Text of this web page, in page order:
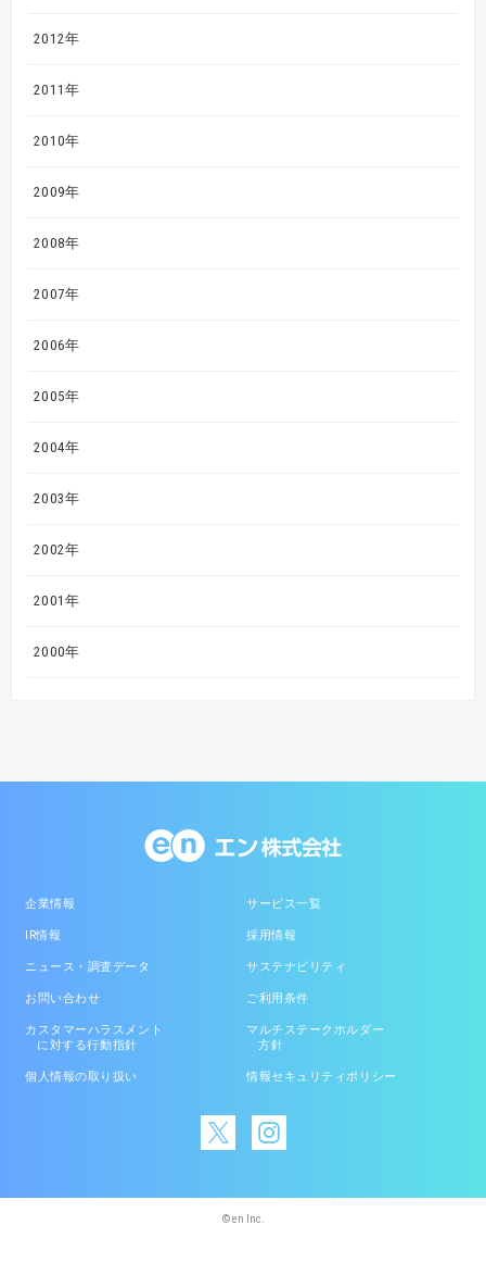
2012年
2011年
2010年
2009年
2008年
2007年
2006年
2005年
2004年
2003年
2002年
2001年
2000年
企業情報 サービス一覧
IR情報 採用情報
ニュース・調査データ サステナビリティ
お問い合わせ ご利用条件
カスタマーハラスメント
に対する行動指針
マルチステークホルダー
方針
個人情報の取り扱い 情報セキュリティポリシー
© en Inc.